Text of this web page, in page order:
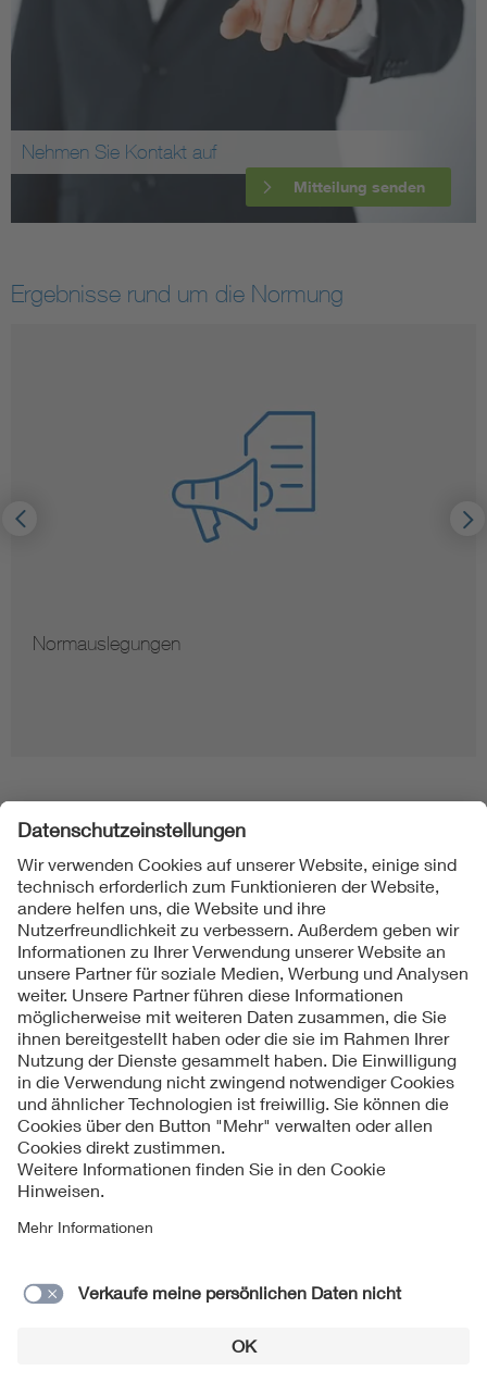
Nehmen Sie Kontakt auf
Mitteilung senden
Ergebnisse rund um die Normung
Normauslegungen
Folgen Sie uns
Kontakt
Impressum
Datenschutzinformationen
Cookie Hinweise
Compliance
Jahresarchiv
© 2026 VDE Verband der Elektrotechnik Elektronik